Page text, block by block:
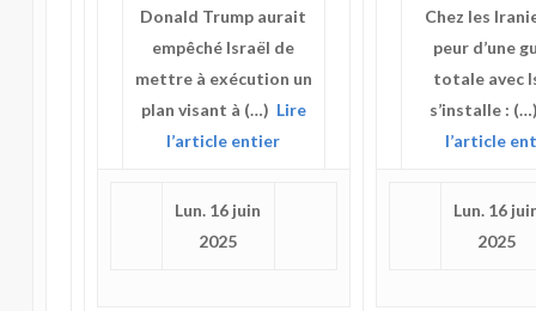
Donald Trump aurait
empêché Israël de
mettre à exécution un
plan visant à (…) Lire
l’article entier
Lun. 16 juin
2025
Chez les
peur d’une
totale avec
s’installe :
l’article
Lun. 16
2025